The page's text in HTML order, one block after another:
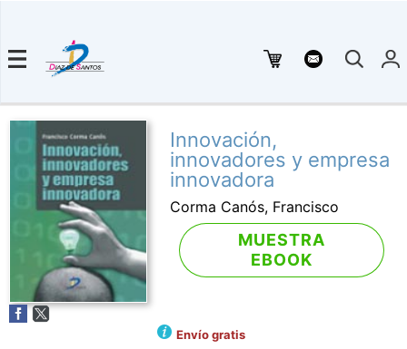
Innovación,
innovadores y empresa
innovadora
Corma Canós, Francisco
MUESTRA
EBOOK
Envío gratis